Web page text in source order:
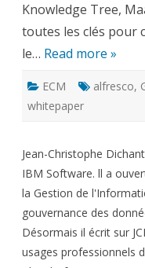
Knowledge Tree,
toutes les clés pour
le… Read more »
ECM alfresco,
whitepaper
Jean-Christophe
IBM Software. ll a
la Gestion de
gouvernance des
Désormais il écrit sur
usages professionnels